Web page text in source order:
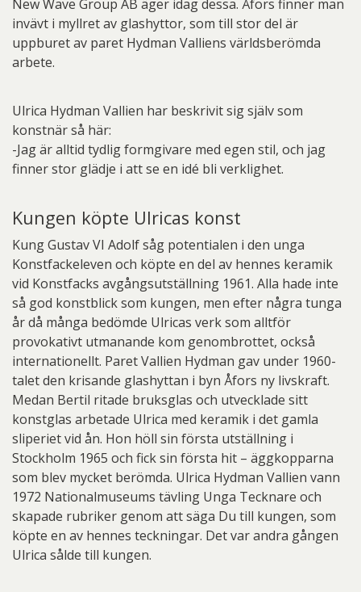
New Wave Group AB äger idag dessa. Åfors finner man
invävt i myllret av glashyttor, som till stor del är
uppburet av paret Hydman Valliens världsberömda
arbete.
Ulrica Hydman Vallien har beskrivit sig själv som
konstnär så här:
-Jag är alltid tydlig formgivare med egen stil, och jag
finner stor glädje i att se en idé bli verklighet.
Kungen köpte Ulricas konst
Kung Gustav VI Adolf såg potentialen i den unga
Konstfackeleven och köpte en del av hennes keramik
vid Konstfacks avgångsutställning 1961. Alla hade inte
så god konstblick som kungen, men efter några tunga
år då många bedömde Ulricas verk som alltför
provokativt utmanande kom genombrottet, också
internationellt. Paret Vallien Hydman gav under 1960-
talet den krisande glashyttan i byn Åfors ny livskraft.
Medan Bertil ritade bruksglas och utvecklade sitt
konstglas arbetade Ulrica med keramik i det gamla
sliperiet vid ån. Hon höll sin första utställning i
Stockholm 1965 och fick sin första hit – äggkopparna
som blev mycket berömda. Ulrica Hydman Vallien vann
1972 Nationalmuseums tävling Unga Tecknare och
skapade rubriker genom att säga Du till kungen, som
köpte en av hennes teckningar. Det var andra gången
Ulrica sålde till kungen.